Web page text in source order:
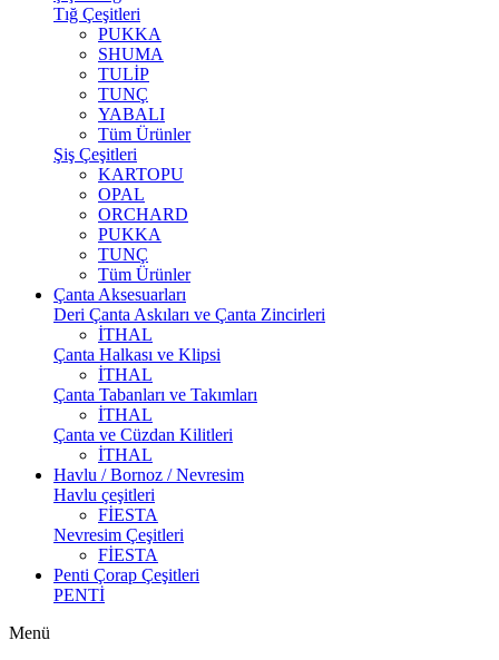
Tığ Çeşitleri
PUKKA
SHUMA
TULİP
TUNÇ
YABALI
Tüm Ürünler
Şiş Çeşitleri
KARTOPU
OPAL
ORCHARD
PUKKA
TUNÇ
Tüm Ürünler
Çanta Aksesuarları
Deri Çanta Askıları ve Çanta Zincirleri
İTHAL
Çanta Halkası ve Klipsi
İTHAL
Çanta Tabanları ve Takımları
İTHAL
Çanta ve Cüzdan Kilitleri
İTHAL
Havlu / Bornoz / Nevresim
Havlu çeşitleri
FİESTA
Nevresim Çeşitleri
FİESTA
Penti Çorap Çeşitleri
PENTİ
Menü